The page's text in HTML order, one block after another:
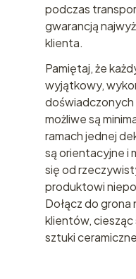
podczas
gwarancją
klienta.
Pamiętaj, że
wyjątkowy,
doświadczonych
możliwe są
ramach jednej
są orientacyjne i
się od
produktowi
Dołącz do
klientów, ciesząc
sztuki